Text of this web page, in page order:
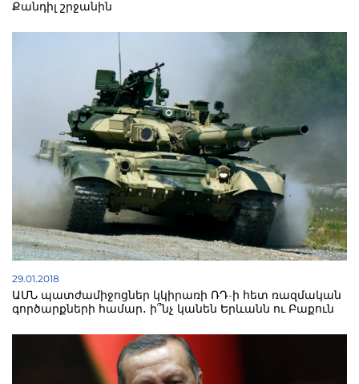
Քանդիլ շրջանին
29.01.2018
ԱՄՆ պատժամիջոցներ կկիրառի ՌԴ-ի հետ ռազմական
գործարքների համար․ ի՞նչ կանեն Երևանն ու Բաքուն